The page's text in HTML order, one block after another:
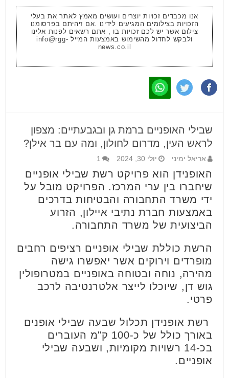
אנו מכבדים זכויות יוצרים ועושים מאמץ לאתר את בעלי
הזכויות בצילומים המגיעים לידינו .אם זיהיתם בפרסומנו
צילום אשר יש לכם זכויות בו , אתם רשאים לפנות אלינו
ולבקש לחדול מהשימוש באמצעות המייל info@rgg-
news.co.il
שבילי האופניים ברמת גן ובגבעתיים: מצפון
לראש העין, מדרום לחולון, ומה עם בר אילן?
אריאל ימיני יולי 30, 2024 1
האופנידן הוא פרויקט רשת שבילי אופניים
שיחברו בין ערי המרכז. הפרויקט מובל על
ידי משרד התחבורה והבטיחות בדרכים
באמצעות חברת נתיבי איילון, הזרוע
הביצועית של משרד התחבורה.
הרשת כוללת שבילי אופניים רציפים רחבים
מופרדים וירוקים אשר יאפשרו גישה
מהירה, נוחה ובטוחה באופניים במטרופולין
גוש דן, שיוכלו לייצר אלטרנטיבה לרכב
פרטי.
רשת אופנידן תכלול שבעה שבילי אופנים
באורך כולל של כ-100 ק
"מ העוברים
בכ-14 רשויות מקומיות, ושבעה שבילי
אופניים.